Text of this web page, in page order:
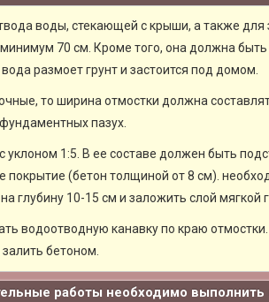
воды, стекающей с крыши, а также
70 см. Кроме того, она должна
размоет грунт и застоится под домом.
то ширина отмостки должна
пазух.
уклоном 1:5. В ее составе должен быть
(бетон толщиной от 8 см).
глубину 10-15 см и заложить слой мягкой
водоотводную канавку по краю
бетоном.
работы необходимо